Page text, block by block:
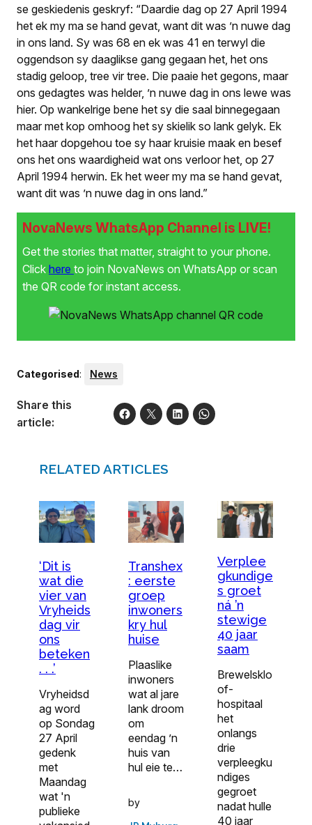
se geskiedenis geskryf: “Daardie dag op 27 April 1994
het ek my ma se hand gevat, want dit was ’n nuwe dag
in ons land. Sy was 68 en ek was 41 en terwyl die
oggendson sy daaglikse gang gegaan het, het ons
stadig geloop, tree vir tree. Die paaie het gegons, maar
ons gedagtes was helder, ’n nuwe dag in ons lewe was
hier. Op wankelrige bene het sy die saal binnegegaan
maar met kop omhoog het sy skielik so lank gelyk. Ek
het haar dopgehou toe sy haar kruisie maak en besef
ons het ons waardigheid wat ons verloor het, op 27
April 1994 herwin. Ek het weer my ma se hand gevat,
want dit was ’n nuwe dag in ons land.”
NovaNews WhatsApp Channel is LIVE!
Get the stories that matter, straight to your phone.
Click here to join NovaNews on WhatsApp or scan
the QR code for instant access.
Categorised: News
Share this
article:
RELATED ARTICLES
‘Dit is
wat die
vier van
Vryheids
dag vir
ons
beteken
. . .’
Vryheidsd
ag word
op Sondag
27 April
gedenk
met
Maandag
wat 'n
publieke
Transhex
: eerste
groep
inwoners
kry hul
huise
Plaaslike
inwoners
wat al jare
lank droom
om
eendag ’n
huis van
hul eie te…
by
Verplee
gkundige
s groet
ná ’n
stewige
40 jaar
saam
Brewelsklo
of-
hospitaal
het
onlangs
drie
verpleegku
ndiges
gegroet
nadat hulle
40 jaar